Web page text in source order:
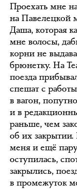
Проехать мне
на Павелецкой
Даша, которая
мне волосы,
корни не
брюнетку. На
поезда
спешат с
в вагон,
и в
раньше, чем
об их
меня и ещё пару
оступилась,
закрылись,
в промежуток